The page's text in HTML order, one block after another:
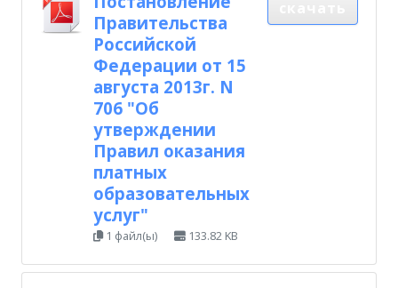
Правительства
Российской
Федерации от 15
августа 2013г. N
706 "Об
утверждении
Правил оказания
платных
образовательных
услуг"
1 файл(ы) 133.82 KB